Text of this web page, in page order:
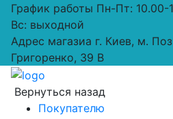
График работы Пн-Пт: 10.00-
Вс: выходной
Адрес магазиа г. Киев, м.
Григоренко, 39 В
Вернуться назад
Покупателю